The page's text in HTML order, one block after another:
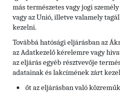
más természetes vagy jogi
vagy az Unió, illetve valamely
kezelni.
Továbbá hatósági eljárásban az
az Adatkezelő kérelemre vagy
az eljárás egyéb résztvevője
adatainak és lakcímének zárt
őt az eljárásban való